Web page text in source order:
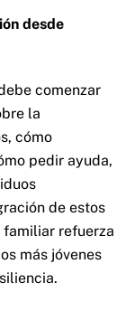
desde
comenzar
la
cómo
pedir ayuda,
de estos
refuerza
más jóvenes